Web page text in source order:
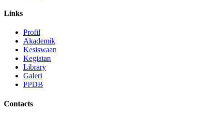
Links
Profil
Akademik
Kesiswaan
Kegiatan
Library
Galeri
PPDB
Contacts